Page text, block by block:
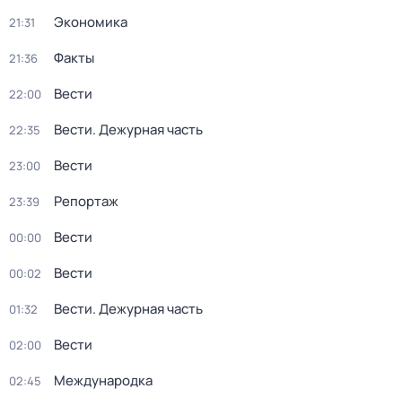
21:31 Экономика
21:36 Факты
22:00 Вести
22:35 Вести. Дежурная часть
23:00 Вести
23:39 Репортаж
00:00 Вести
00:02 Вести
01:32 Вести. Дежурная часть
02:00 Вести
02:45 Международка